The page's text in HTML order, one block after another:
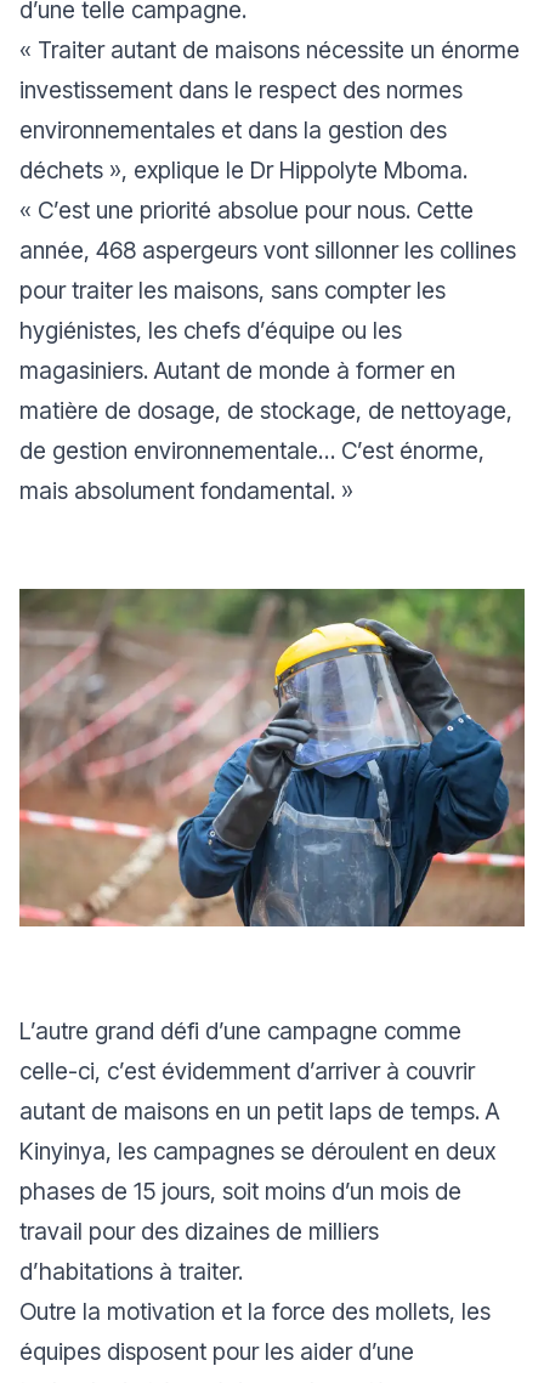
d’une telle campagne.
« Traiter autant de maisons nécessite un énorme
investissement dans le respect des normes
environnementales et dans la gestion des
déchets », explique le Dr Hippolyte Mboma.
« C’est une priorité absolue pour nous. Cette
année, 468 aspergeurs vont sillonner les collines
pour traiter les maisons, sans compter les
hygiénistes, les chefs d’équipe ou les
magasiniers. Autant de monde à former en
matière de dosage, de stockage, de nettoyage,
de gestion environnementale… C’est énorme,
mais absolument fondamental. »
L’autre grand défi d’une campagne comme
celle-ci, c’est évidemment d’arriver à couvrir
autant de maisons en un petit laps de temps. A
Kinyinya, les campagnes se déroulent en deux
phases de 15 jours, soit moins d’un mois de
travail pour des dizaines de milliers
d’habitations à traiter.
Outre la motivation et la force des mollets, les
équipes disposent pour les aider d’une